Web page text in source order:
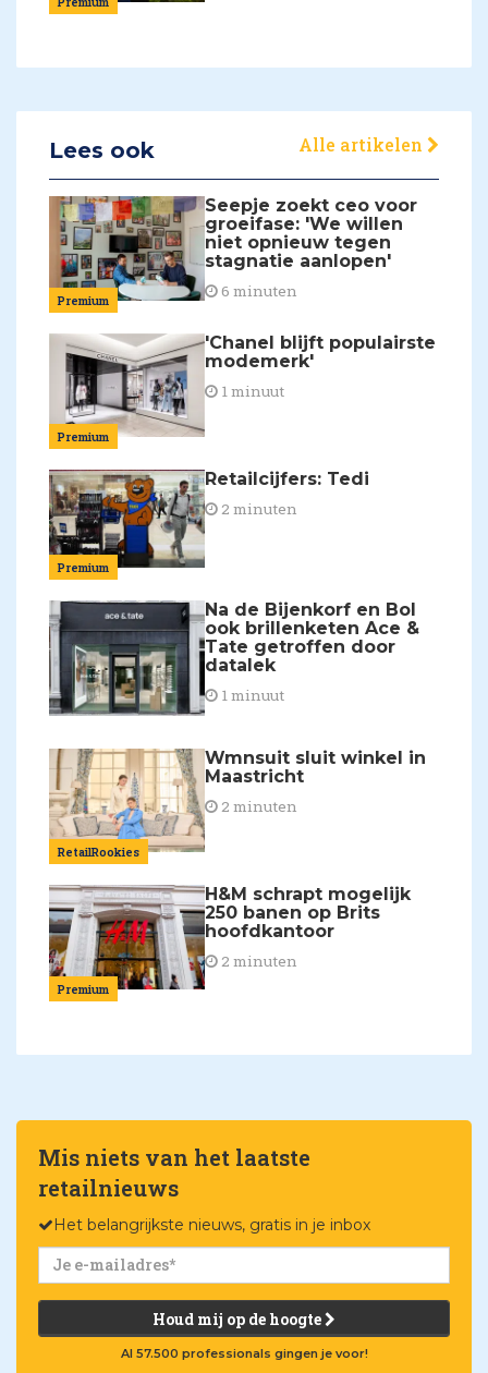
Lees ook Alle artikelen
Premium
Seepje zoekt ceo voor
groeifase: 'We willen
niet opnieuw tegen
stagnatie aanlopen'
6 minuten
Premium
'Chanel blijft populairste
modemerk'
1 minuut
Premium
Retailcijfers: Tedi
2 minuten
Na de Bijenkorf en Bol
ook brillenketen Ace &
Tate getroffen door
datalek
1 minuut
RetailRookies
Wmnsuit sluit winkel in
Maastricht
2 minuten
Premium
H&M schrapt mogelijk
250 banen op Brits
hoofdkantoor
2 minuten
Mis niets van het laatste
retailnieuws
Het belangrijkste nieuws, gratis in je inbox
Houd mij op de hoogte
Al 57.500 professionals gingen je voor!